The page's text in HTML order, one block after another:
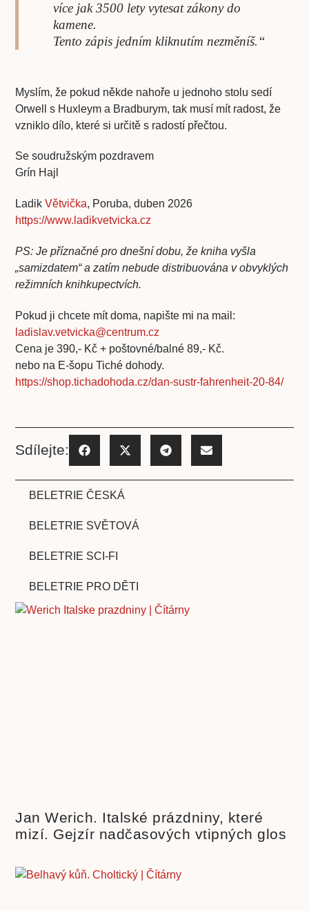
více jak 3500 lety vytesat zákony do
kamene.
Tento zápis jedním kliknutím nezměníš.“
Myslím, že pokud někde nahoře u jednoho stolu sedí
Orwell s Huxleym a Bradburym, tak musí mít radost, že
vzniklo dílo, které si určitě s radostí přečtou.
Se soudružským pozdravem
Grín Hajl
LadikVětvička, Poruba, duben 2026
https://www.ladikvetvicka.cz
PS: Je příznačné pro dnešní dobu, že kniha vyšla
„samizdatem“ a zatím nebude distribuována v obvyklých
režimních knihkupectvích.
Pokud ji chcete mít doma, napište mi na mail:
ladislav.vetvicka@centrum.cz
Cena je 390,- Kč + poštovné/balné 89,- Kč.
nebo na E-šopu Tiché dohody.
https://shop.tichadohoda.cz/dan-sustr-fahrenheit-20-84/
Sdílejte:
BELETRIE ČESKÁ
BELETRIE SVĚTOVÁ
BELETRIE SCI-FI
BELETRIE PRO DĚTI
Jan Werich. Italské prázdniny, které
mizí. Gejzír nadčasových vtipných glos